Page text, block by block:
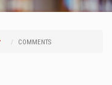
COMMENTS